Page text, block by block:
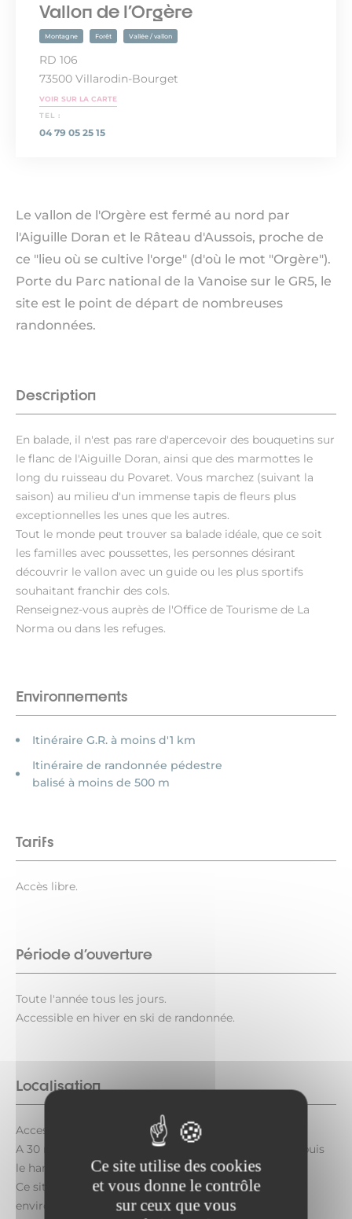
Ce site utilise des cookies
et vous donne le contrôle
sur ceux que vous
Le vallon de l'Orgère est fermé au nord par
l'Aiguille Doran et le Râteau d'Aussois, proche de
ce "lieu où se cultive l'orge" (d'où le mot "Orgère").
Porte du Parc national de la Vanoise sur le GR5, le
site est le point de départ de nombreuses
randonnées.
Description
En balade, il n'est pas rare d'apercevoir des bouquetins sur
le flanc de l'Aiguille Doran, ainsi que des marmottes le
long du ruisseau du Povaret. Vous marchez (suivant la
saison) au milieu d'un immense tapis de fleurs plus
exceptionnelles les unes que les autres.
Tout le monde peut trouver sa balade idéale, que ce soit
les familles avec poussettes, les personnes désirant
découvrir le vallon avec un guide ou les plus sportifs
souhaitant franchir des cols.
Renseignez-vous auprès de l'Office de Tourisme de La
Norma ou dans les refuges.
Environnements
Itinéraire G.R. à moins d'1 km
Itinéraire de randonnée pédestre
balisé à moins de 500 m
Tarifs
Accès libre.
Période d'ouverture
Toute l'année tous les jours.
Accessible en hiver en ski de randonnée.
Localisation
Accessible depuis Saint-André ou Amodon.
A 30 mn en voiture de La Norma ou à 1h30 à pied depuis
le hameau d'Amodon.
Ce site bénéficie d'une facilité d'accès et d'un
environnement exceptionnel.
Vallon de l'Orgère
Montagne Forêt Vallée / vallon
RD 106
73500 Villarodin-Bourget
VOIR SUR LA CARTE
TEL :
04 79 05 25 15